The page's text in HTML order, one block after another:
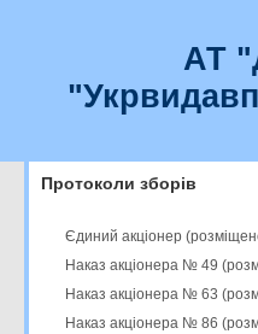
АТ
Протоколи зборів
Єдиний акціонер
Наказ акціонера № 49
Наказ акціонера № 63
Наказ акціонера № 86